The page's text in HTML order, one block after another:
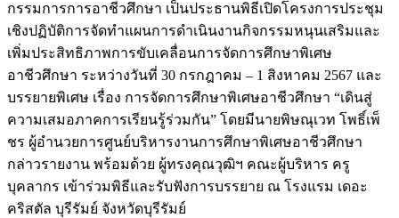
กรรมการการอาชีวศึกษา เป็นประธานพิธีเปิดโครงการประชุม
เชิงปฏิบัติการจัดทำแผนการดำเนินงานกิจกรรมหนุนเสริมและ
เพิ่มประสิทธิภาพการขับเคลื่อนการจัดการศึกษาพิเศษ
อาชีวศึกษา ระหว่างวันที่ 30 กรกฎาคม – 1 สิงหาคม 2567 และ
บรรยายพิเศษ เรื่อง การจัดการศึกษาพิเศษอาชีวศึกษา “เดินสู่
ความเสมอภาคการเรียนรู้ร่วมกัน” โดยมีนายพิษณุเวท โพธิ์เพ็
ชร ผู้อำนวยการศูนย์บริหารงานการศึกษาพิเศษอาชีวศึกษา
กล่าวรายงาน พร้อมด้วย ผู้ทรงคุณวุฒิฯ คณะผู้บริหาร ครู
บุคลากร เข้าร่วมพิธีและรับฟังการบรรยาย ณ โรงแรม เดอะ
คริสตัล บุรีรัมย์ จังหวัดบุรีรัมย์